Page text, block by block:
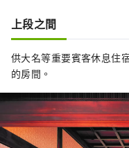
上段之間
供大名等重要賓客休息住
的房間。